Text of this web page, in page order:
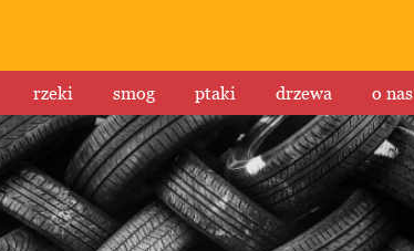
rzeki smog ptaki drzewa o nas